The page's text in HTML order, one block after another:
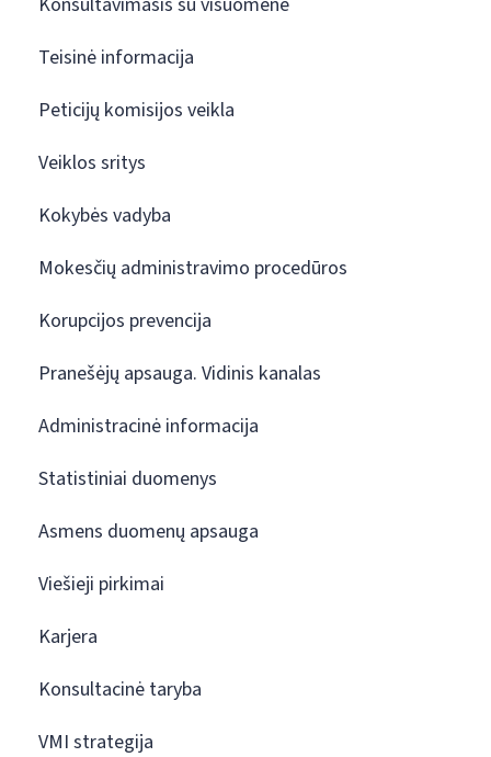
Teisinė informacija
Peticijų komisijos veikla
Veiklos sritys
Kokybės vadyba
Mokesčių administravimo procedūros
Korupcijos prevencija
Pranešėjų apsauga. Vidinis kanalas
Administracinė informacija
Statistiniai duomenys
Asmens duomenų apsauga
Viešieji pirkimai
Karjera
Konsultacinė taryba
VMI strategija